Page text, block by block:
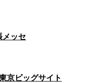
ッセ
ビッグサイト